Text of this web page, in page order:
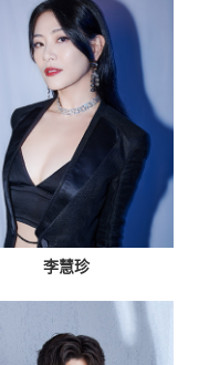
李慧珍